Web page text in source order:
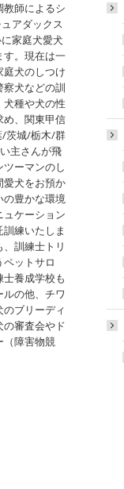
師によるシ
アダックス
家庭犬愛犬
。現在は一
犬のしつけ
犬などの訓
種や犬の性
め、関東甲信
茨城/栃木/群
主さんが飛
ーマンのし
愛犬をお預か
の豊かな環境
ケーション
練いたしま
訓練士トリ
ットサロ
養成学校も
の他、チワ
ブリーディ
の審査会やド
（障害物競